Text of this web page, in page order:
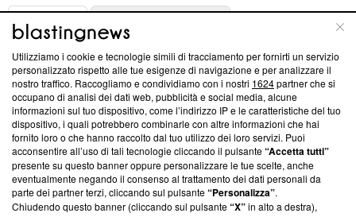
ABOUT
Questa sezione offre informazioni trasparenti su Blasting
News, sui nostri processi editoriali e su come ci impegniamo a
creare news di qualità. Inoltre, afferma la nostra aderenza a
‘Trust Project - News with Integrity’Blasting News non è
ancora membro del programma, ma ha richiesto di farne
parte; Trust Project non ha ancora effettuato una verifica di
conformità agli standard.
Su di noi
Utilizziamo i cookie e tecnologie simili di tracciamento per fornirti un servizio
personalizzato rispetto alle tue esigenze di navigazione e per analizzare il
nostro traffico. Raccogliamo e condividiamo con i nostri 1624partner che si
occupano di analisi dei dati web, pubblicità e social media, alcune
informazioni sul tuo dispositivo, come l’indirizzo IP e le caratteristiche del tuo
dispositivo, i quali potrebbero combinarle con altre informazioni che hai
fornito loro o che hanno raccolto dal tuo utilizzo dei loro servizi. Puoi
acconsentire all’uso di tali tecnologie cliccando il pulsante“Accetta tutti”
presente su questo banner oppure personalizzare le tue scelte, anche
eventualmente negando il consenso al trattamento dei dati personali da
parte dei partner terzi, cliccando sul pulsante“Personalizza”.
Chiudendo questo banner (cliccando sul pulsante“X”in alto a destra),